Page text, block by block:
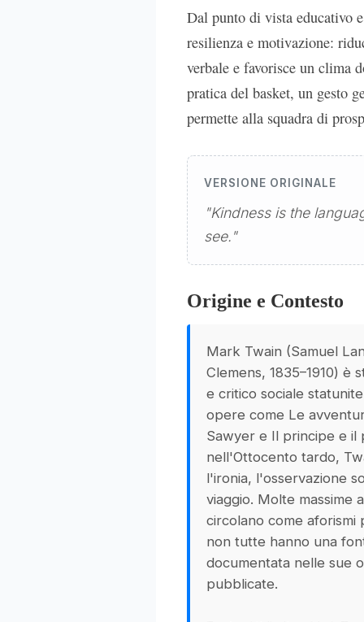
Dal punto di vista educativo
resilienza e motivazione:
verbale e favorisce un clima
pratica del basket, un gesto
permette alla squadra di
VERSIONE ORIGINALE
"Kindness is the
see."
Origine e Contesto
Mark Twain (Samuel
Clemens, 1835–1910) è
e critico sociale
opere come Le
Sawyer e Il principe e il
nell'Ottocento tardo,
l'ironia, l'osservazione
viaggio. Molte massime
circolano come aforismi
non tutte hanno una
documentata nelle sue
pubblicate.